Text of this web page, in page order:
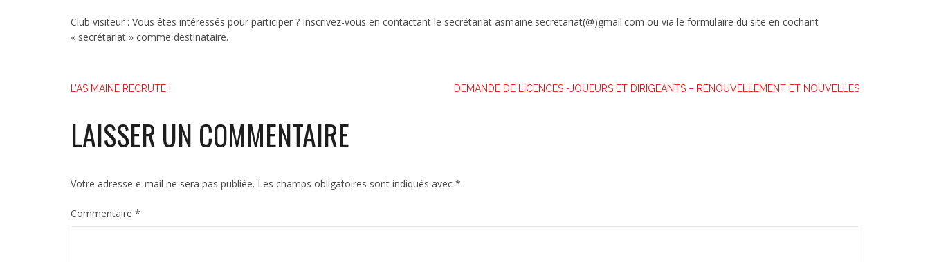
Club visiteur : Vous êtes intéressés pour participer ? Inscrivez-vous en contactant le secrétariat asmaine.secretariat(@)gmail.com ou via le formulaire du site en cochant
« secrétariat » comme destinataire.
NAVIGATION
DE
L’ARTICLE
L’AS MAINE RECRUTE ! DEMANDE DE LICENCES -JOUEURS ET DIRIGEANTS – RENOUVELLEMENT ET NOUVELLES
LAISSER UN COMMENTAIRE
Votre adresse e-mail ne sera pas publiée. Les champs obligatoires sont indiqués avec *
Commentaire *